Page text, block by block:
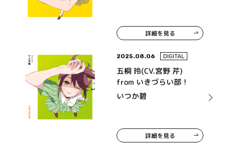
詳細を見る
2025.08.06 DIGITAL
五桐 玲(CV.宮野 芹)
from いきづらい部！
いつか碧
詳細を見る